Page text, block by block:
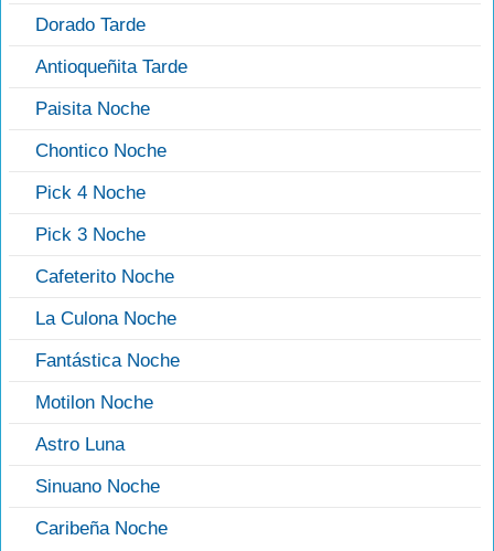
Dorado Tarde
Antioqueñita Tarde
Paisita Noche
Chontico Noche
Pick 4 Noche
Pick 3 Noche
Cafeterito Noche
La Culona Noche
Fantástica Noche
Motilon Noche
Astro Luna
Sinuano Noche
Caribeña Noche